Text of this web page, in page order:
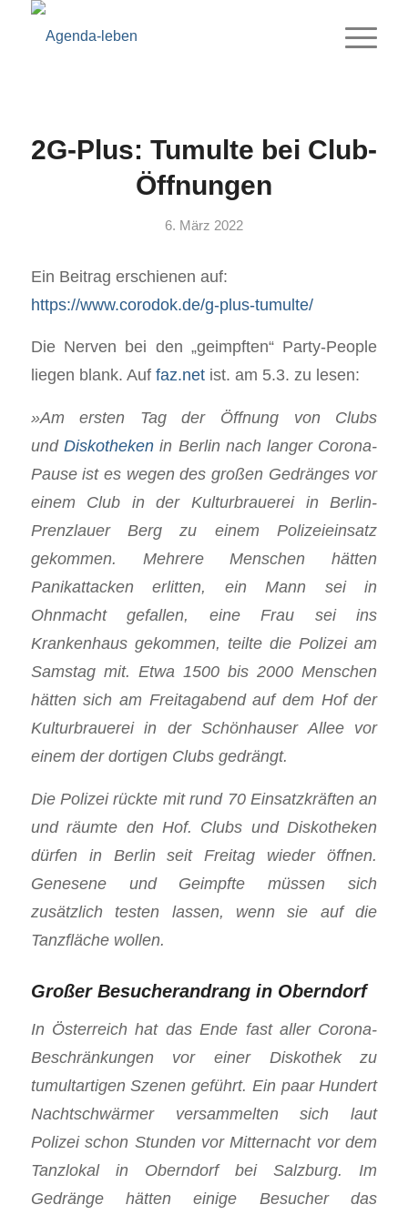
2G-Plus: Tumulte bei Club-
Öffnungen
6. März 2022
Ein Beitrag erschienen auf:
https://www.corodok.de/g-plus-tumulte/
Die Nerven bei den „geimpften“ Party-People
liegen blank. Auf faz.netist. am 5.3. zu lesen:
»Am ersten Tag der Öffnung von Clubs
und Diskothekenin Berlin nach langer Corona-
Pause ist es wegen des großen Gedränges vor
einem Club in der Kulturbrauerei in Berlin-
Prenzlauer Berg zu einem Polizeieinsatz
gekommen. Mehrere Menschen hätten
Panikattacken erlitten, ein Mann sei in
Ohnmacht gefallen, eine Frau sei ins
Krankenhaus gekommen, teilte die Polizei am
Samstag mit. Etwa 1500 bis 2000 Menschen
hätten sich am Freitagabend auf dem Hof der
Kulturbrauerei in der Schönhauser Allee vor
einem der dortigen Clubs gedrängt.
Die Polizei rückte mit rund 70 Einsatzkräften an
und räumte den Hof. Clubs und Diskotheken
dürfen in Berlin seit Freitag wieder öffnen.
Genesene und Geimpfte müssen sich
zusätzlich testen lassen, wenn sie auf die
Tanzfläche wollen.
Großer Besucherandrang in Oberndorf
In Österreich hat das Ende fast aller Corona-
Beschränkungen vor einer Diskothek zu
tumultartigen Szenen geführt. Ein paar Hundert
Nachtschwärmer versammelten sich laut
Polizei schon Stunden vor Mitternacht vor dem
Tanzlokal in Oberndorf bei Salzburg. Im
Gedränge hätten einige Besucher das